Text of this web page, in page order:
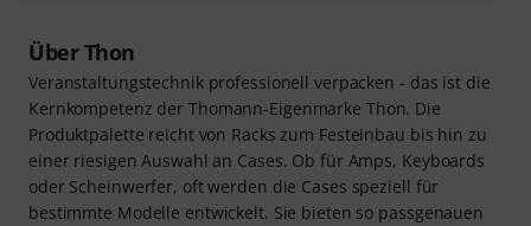
Über Thon
Veranstaltungstechnik professionell verpacken - das ist die
Kernkompetenz der Thomann-Eigenmarke Thon. Die
Produktpalette reicht von Racks zum Festeinbau bis hin zu
einer riesigen Auswahl an Cases. Ob für Amps, Keyboards
oder Scheinwerfer, oft werden die Cases speziell für
bestimmte Modelle entwickelt. Sie bieten so passgenauen